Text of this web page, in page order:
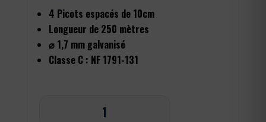
4 Picots espacés de 10cm
Longueur de 250 mètres
⌀ 1,7 mm galvanisé
Classe C : NF 1791-131